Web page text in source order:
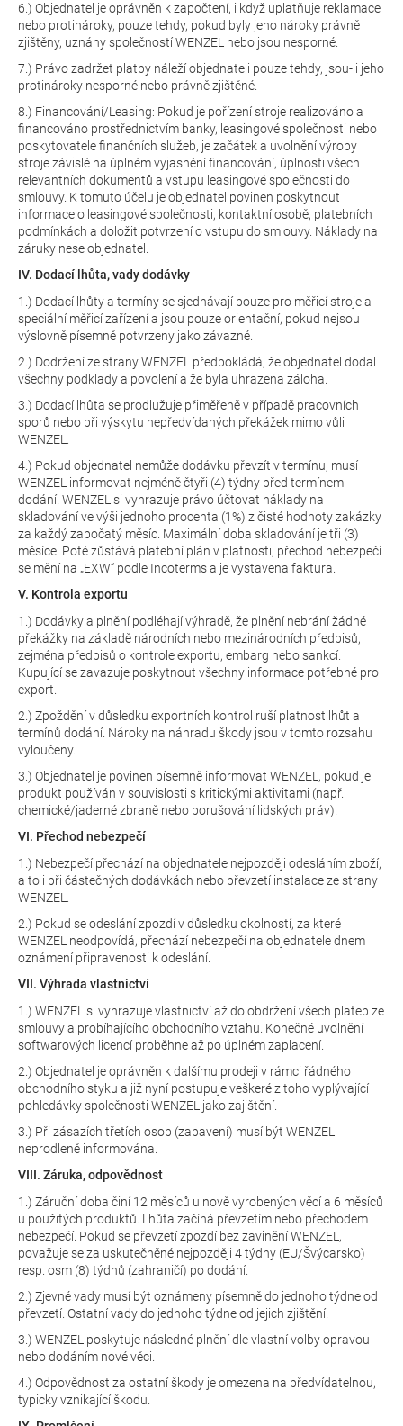
6.) Objednatel je oprávněn k započtení, i když uplatňuje reklamace
nebo protinároky, pouze tehdy, pokud byly jeho nároky právně
zjištěny, uznány společností WENZEL nebo jsou nesporné.
7.) Právo zadržet platby náleží objednateli pouze tehdy, jsou-li jeho
protinároky nesporné nebo právně zjištěné.
8.) Financování/Leasing: Pokud je pořízení stroje realizováno a
financováno prostřednictvím banky, leasingové společnosti nebo
poskytovatele finančních služeb, je začátek a uvolnění výroby
stroje závislé na úplném vyjasnění financování, úplnosti všech
relevantních dokumentů a vstupu leasingové společnosti do
smlouvy. K tomuto účelu je objednatel povinen poskytnout
informace o leasingové společnosti, kontaktní osobě, platebních
podmínkách a doložit potvrzení o vstupu do smlouvy. Náklady na
záruky nese objednatel.
IV. Dodací lhůta, vady dodávky
1.) Dodací lhůty a termíny se sjednávají pouze pro měřicí stroje a
speciální měřicí zařízení a jsou pouze orientační, pokud nejsou
výslovně písemně potvrzeny jako závazné.
2.) Dodržení ze strany WENZEL předpokládá, že objednatel dodal
všechny podklady a povolení a že byla uhrazena záloha.
3.) Dodací lhůta se prodlužuje přiměřeně v případě pracovních
sporů nebo při výskytu nepředvídaných překážek mimo vůli
WENZEL.
4.) Pokud objednatel nemůže dodávku převzít v termínu, musí
WENZEL informovat nejméně čtyři (4) týdny před termínem
dodání. WENZEL si vyhrazuje právo účtovat náklady na
skladování ve výši jednoho procenta (1%) z čisté hodnoty zakázky
za každý započatý měsíc. Maximální doba skladování je tři (3)
měsíce. Poté zůstává platební plán v platnosti, přechod nebezpečí
se mění na „EXW“ podle Incoterms a je vystavena faktura.
V. Kontrola exportu
1.) Dodávky a plnění podléhají výhradě, že plnění nebrání žádné
překážky na základě národních nebo mezinárodních předpisů,
zejména předpisů o kontrole exportu, embarg nebo sankcí.
Kupující se zavazuje poskytnout všechny informace potřebné pro
export.
2.) Zpoždění v důsledku exportních kontrol ruší platnost lhůt a
termínů dodání. Nároky na náhradu škody jsou v tomto rozsahu
vyloučeny.
3.) Objednatel je povinen písemně informovat WENZEL, pokud je
produkt používán v souvislosti s kritickými aktivitami (např.
chemické/jaderné zbraně nebo porušování lidských práv).
VI. Přechod nebezpečí
1.) Nebezpečí přechází na objednatele nejpozději odesláním zboží,
a to i při částečných dodávkách nebo převzetí instalace ze strany
WENZEL.
2.) Pokud se odeslání zpozdí v důsledku okolností, za které
WENZEL neodpovídá, přechází nebezpečí na objednatele dnem
oznámení připravenosti k odeslání.
VII. Výhrada vlastnictví
1.) WENZEL si vyhrazuje vlastnictví až do obdržení všech plateb ze
smlouvy a probíhajícího obchodního vztahu. Konečné uvolnění
softwarových licencí proběhne až po úplném zaplacení.
2.) Objednatel je oprávněn k dalšímu prodeji v rámci řádného
obchodního styku a již nyní postupuje veškeré z toho vyplývající
pohledávky společnosti WENZEL jako zajištění.
3.) Při zásazích třetích osob (zabavení) musí být WENZEL
neprodleně informována.
VIII. Záruka, odpovědnost
1.) Záruční doba činí 12 měsíců u nově vyrobených věcí a 6 měsíců
u použitých produktů. Lhůta začíná převzetím nebo přechodem
nebezpečí. Pokud se převzetí zpozdí bez zavinění WENZEL,
považuje se za uskutečněné nejpozději 4 týdny (EU/Švýcarsko)
resp. osm (8) týdnů (zahraničí) po dodání.
2.) Zjevné vady musí být oznámeny písemně do jednoho týdne od
převzetí. Ostatní vady do jednoho týdne od jejich zjištění.
3.) WENZEL poskytuje následné plnění dle vlastní volby opravou
nebo dodáním nové věci.
4.) Odpovědnost za ostatní škody je omezena na předvídatelnou,
typicky vznikající škodu.